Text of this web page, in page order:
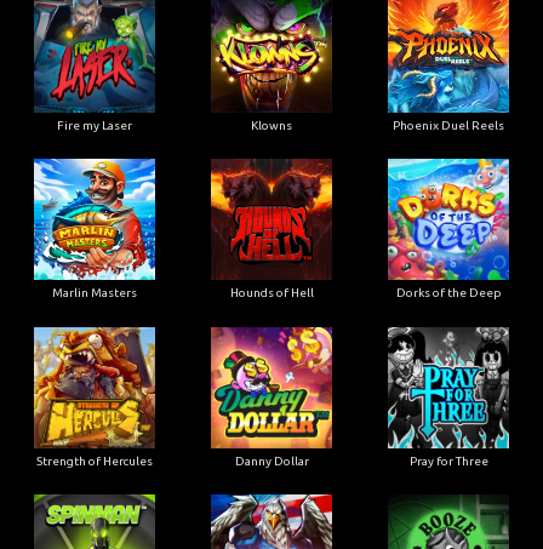
Fire my Laser Klowns Phoenix Duel Reels
Marlin Masters Hounds of Hell Dorks of the Deep
Strength of Hercules Danny Dollar Pray for Three